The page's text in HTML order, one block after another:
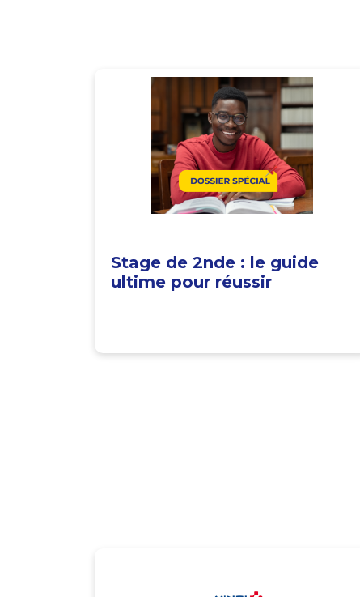
Stage de 2nde : le guide
ultime pour réussir